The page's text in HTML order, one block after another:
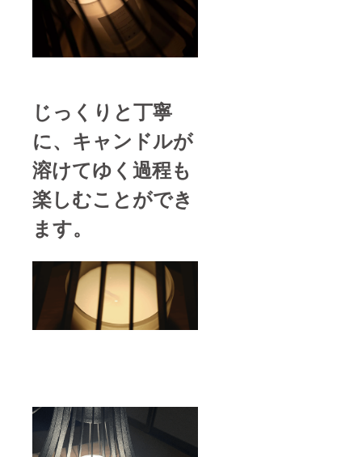
じっくりと丁寧
に、キャンドルが
溶けてゆく過程も
楽しむことができ
ます。